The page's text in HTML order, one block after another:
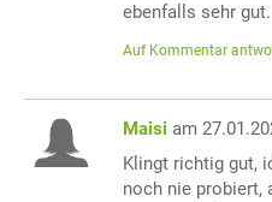
ebenfalls sehr
Auf Kommentar
Maisi am
Klingt richtig gut,
noch nie probiert,